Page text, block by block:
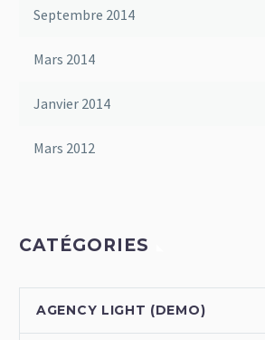
Septembre 2014
Mars 2014
Janvier 2014
Mars 2012
CATÉGORIES
AGENCY LIGHT (DEMO)